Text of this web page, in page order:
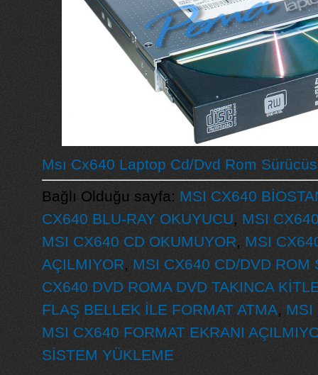
Msı Cx640 Laptop Cd/Dvd Rom
Bağlı Olduğu sayfa: MSI CX640
CX640 BLU-RAY OKUYUCU, MSI
MSI CX640 CD OKUMUYOR, MSI
AÇILMIYOR, MSI CX640 CD/DVD ROM
CX640 DVD ROMA DVD TAKINCA
FLAŞ BELLEK İLE FORMAT ATMA, MSI
MSI CX640 FORMAT EKRANI
SİSTEM YÜKLEME